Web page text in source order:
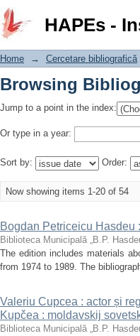
HAPEs -
Browsing
Home → Cercetare bibliografică
Browsing
Jump to a point in the index:
Or type in a year:
Sort by: Order:
Now showing items 1-20 of 54
Bogdan Petriceicu Hasdeu
Biblioteca Municipală „B.P.
The edition includes materials
from 1974 to 1989. The
Valeriu Cupcea : actor și
Kupčea : moldavskij
Biblioteca Municipală „B.P.